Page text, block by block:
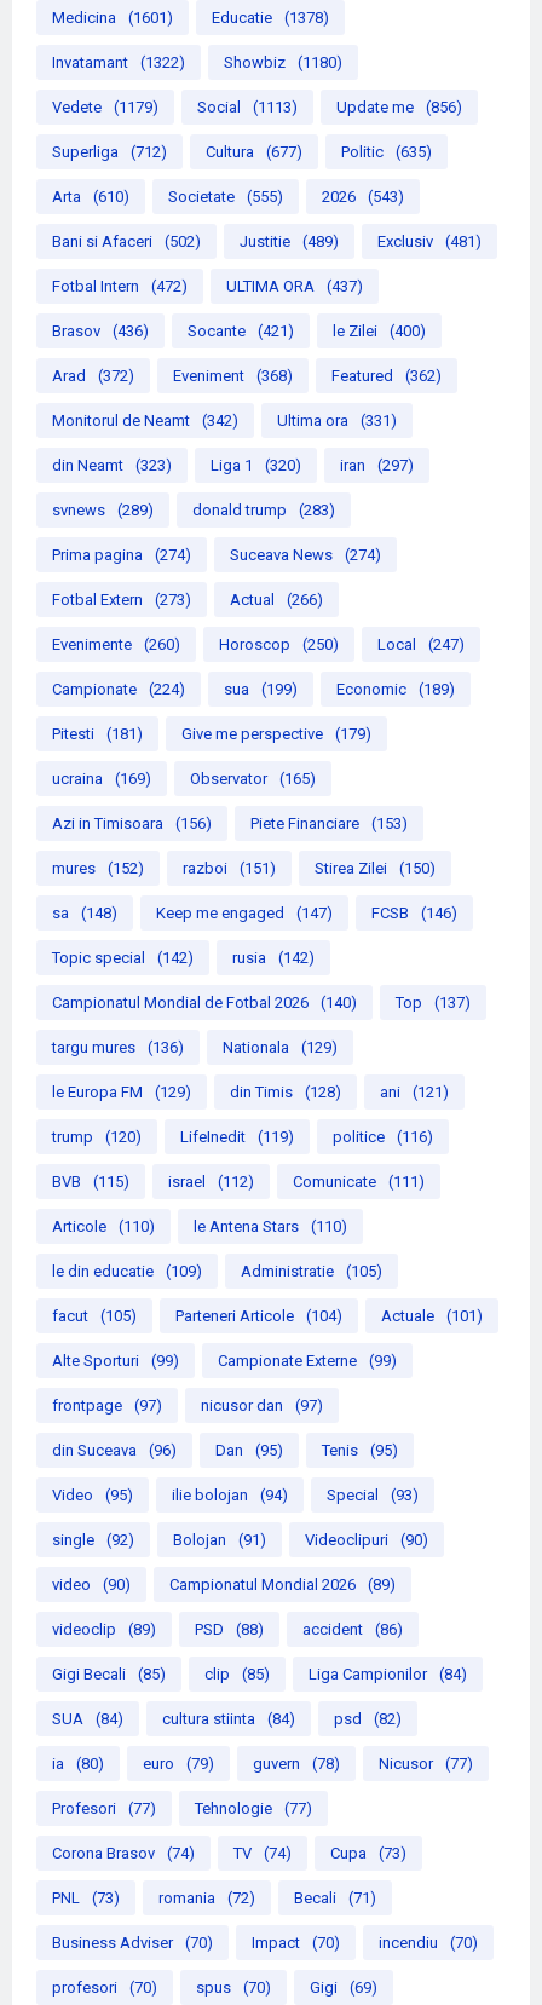
Medicina (1601) Educatie (1378)
Invatamant (1322) Showbiz (1180)
Vedete (1179) Social (1113) Update me (856)
Superliga (712) Cultura (677) Politic (635)
Arta (610) Societate (555) 2026 (543)
Bani si Afaceri (502) Justitie (489) Exclusiv (481)
Fotbal Intern (472) ULTIMA ORA (437)
Brasov (436) Socante (421) le Zilei (400)
Arad (372) Eveniment (368) Featured (362)
Monitorul de Neamt (342) Ultima ora (331)
din Neamt (323) Liga 1 (320) iran (297)
svnews (289) donald trump (283)
Prima pagina (274) Suceava News (274)
Fotbal Extern (273) Actual (266)
Evenimente (260) Horoscop (250) Local (247)
Campionate (224) sua (199) Economic (189)
Pitesti (181) Give me perspective (179)
ucraina (169) Observator (165)
Azi in Timisoara (156) Piete Financiare (153)
mures (152) razboi (151) Stirea Zilei (150)
sa (148) Keep me engaged (147) FCSB (146)
Topic special (142) rusia (142)
Campionatul Mondial de Fotbal 2026 (140) Top (137)
targu mures (136) Nationala (129)
le Europa FM (129) din Timis (128) ani (121)
trump (120) LifeInedit (119) politice (116)
BVB (115) israel (112) Comunicate (111)
Articole (110) le Antena Stars (110)
le din educatie (109) Administratie (105)
facut (105) Parteneri Articole (104) Actuale (101)
Alte Sporturi (99) Campionate Externe (99)
frontpage (97) nicusor dan (97)
din Suceava (96) Dan (95) Tenis (95)
Video (95) ilie bolojan (94) Special (93)
single (92) Bolojan (91) Videoclipuri (90)
video (90) Campionatul Mondial 2026 (89)
videoclip (89) PSD (88) accident (86)
Gigi Becali (85) clip (85) Liga Campionilor (84)
SUA (84) cultura stiinta (84) psd (82)
ia (80) euro (79) guvern (78) Nicusor (77)
Profesori (77) Tehnologie (77)
Corona Brasov (74) TV (74) Cupa (73)
PNL (73) romania (72) Becali (71)
Business Adviser (70) Impact (70) incendiu (70)
profesori (70) spus (70) Gigi (69)